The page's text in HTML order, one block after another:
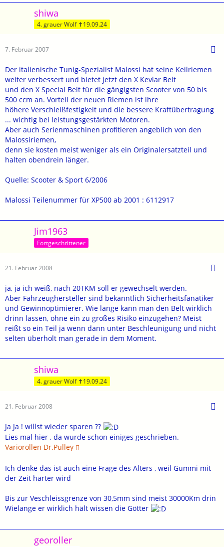
shiwa
4. grauer Wolf ✝19.09.24
7. Februar 2007
Der italienische Tunig-Spezialist Malossi hat seine Keilriemen
weiter verbessert und bietet jetzt den X Kevlar Belt
und den X Special Belt für die gängigsten Scooter von 50 bis
500 ccm an. Vorteil der neuen Riemen ist ihre
höhere Verschleißfestigkeit und die bessere Kraftübertragung
... wichtig bei leistungsgestärkten Motoren.
Aber auch Serienmaschinen profitieren angeblich von den
Malossiriemen,
denn sie kosten meist weniger als ein Originalersatzteil und
halten obendrein länger.
Quelle: Scooter & Sport 6/2006
Malossi Teilenummer für XP500 ab 2001 : 6112917
Jim1963
Fortgeschrittener
21. Februar 2008
ja, ja ich weiß, nach 20TKM soll er gewechselt werden.
Aber Fahrzeughersteller sind bekanntlich Sicherheitsfanatiker
und Gewinnoptimierer. Wie lange kann man den Belt wirklich
drinn lassen, ohne ein zu großes Risiko einzugehen? Meist
reißt so ein Teil ja wenn dann unter Beschleunigung und nicht
selten überholt man gerade in dem Moment.
shiwa
4. grauer Wolf ✝19.09.24
21. Februar 2008
Ja Ja ! willst wieder sparen ??
Lies mal hier , da wurde schon einiges geschrieben.
Variorollen Dr.Pulley
Ich denke das ist auch eine Frage des Alters , weil Gummi mit
der Zeit härter wird
Bis zur Veschleissgrenze von 30,5mm sind meist 30000Km drin
Wielange er wirklich hält wissen die Götter
georoller